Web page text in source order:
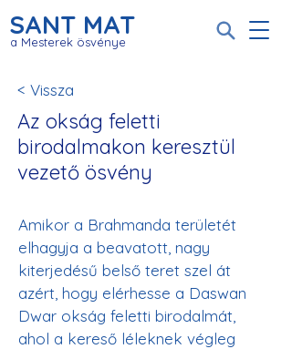
SANT MAT
a Mesterek ösvénye
< Vissza
Az okság feletti
birodalmakon keresztül
vezető ösvény
Amikor a Brahmanda területét
elhagyja a beavatott, nagy
kiterjedésű belső teret szel át
azért, hogy elérhesse a Daswan
Dwar okság feletti birodalmát,
ahol a kereső léleknek végleg